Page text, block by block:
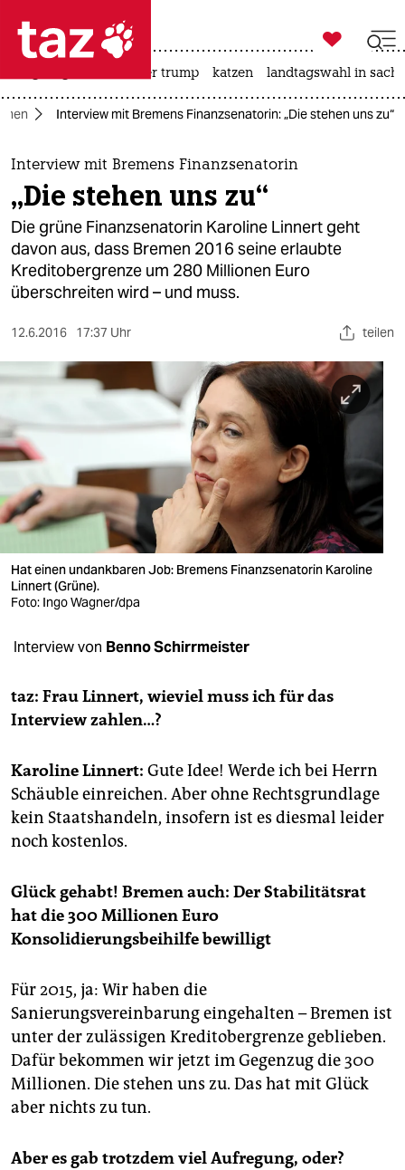
 taz zahl ich
taz zahl ich
themen
politik
öko
gesellschaft
kultur
sport
nord
wahrheit
verlag
verlag
veranstaltungen
unterstützen
genossenschaft
epaper login

taz zahl ich
usa unter trump katzen landtagswahl in
Interview mit Bremens Finanzsenatorin: „Die stehen uns zu“
Interview mit Bremens Finanzsenatorin
„Die stehen uns zu“
Die grüne Finanzsenatorin Karoline Linnert geht
davon aus, dass Bremen 2016 seine erlaubte
Kreditobergrenze um 280 Millionen Euro
überschreiten wird – und muss.
12.6.2016 17:37 Uhr teilen
Hat einen undankbaren Job: Bremens Finanzsenatorin Karoline
Linnert (Grüne).
Foto: Ingo Wagner/dpa
Interview von Benno Schirrmeister
taz: Frau Linnert, wieviel muss ich für das
Interview zahlen…?
Karoline Linnert: Gute Idee! Werde ich bei Herrn
Schäuble einreichen. Aber ohne Rechtsgrundlage
kein Staatshandeln, insofern ist es diesmal leider
noch kostenlos.
Glück gehabt! Bremen auch: Der Stabilitätsrat
hat die 300 Millionen Euro
Konsolidierungsbeihilfe bewilligt
Für 2015, ja: Wir haben die
Sanierungsvereinbarung eingehalten – Bremen ist
unter der zulässigen Kreditobergrenze geblieben.
Dafür bekommen wir jetzt im Gegenzug die 300
Millionen. Die stehen uns zu. Das hat mit Glück
aber nichts zu tun.
Aber es gab trotzdem viel Aufregung, oder?